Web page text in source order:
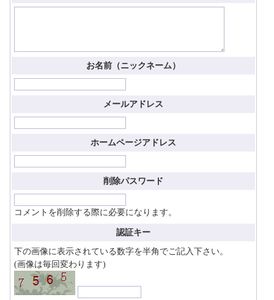
お名前（ニックネーム）
メールアドレス
ホームページアドレス
削除パスワード
コメントを削除する際に必要になります。
認証キー
下の画像に表示されている数字を半角でご記入下さい。
(画像は毎回変わります)